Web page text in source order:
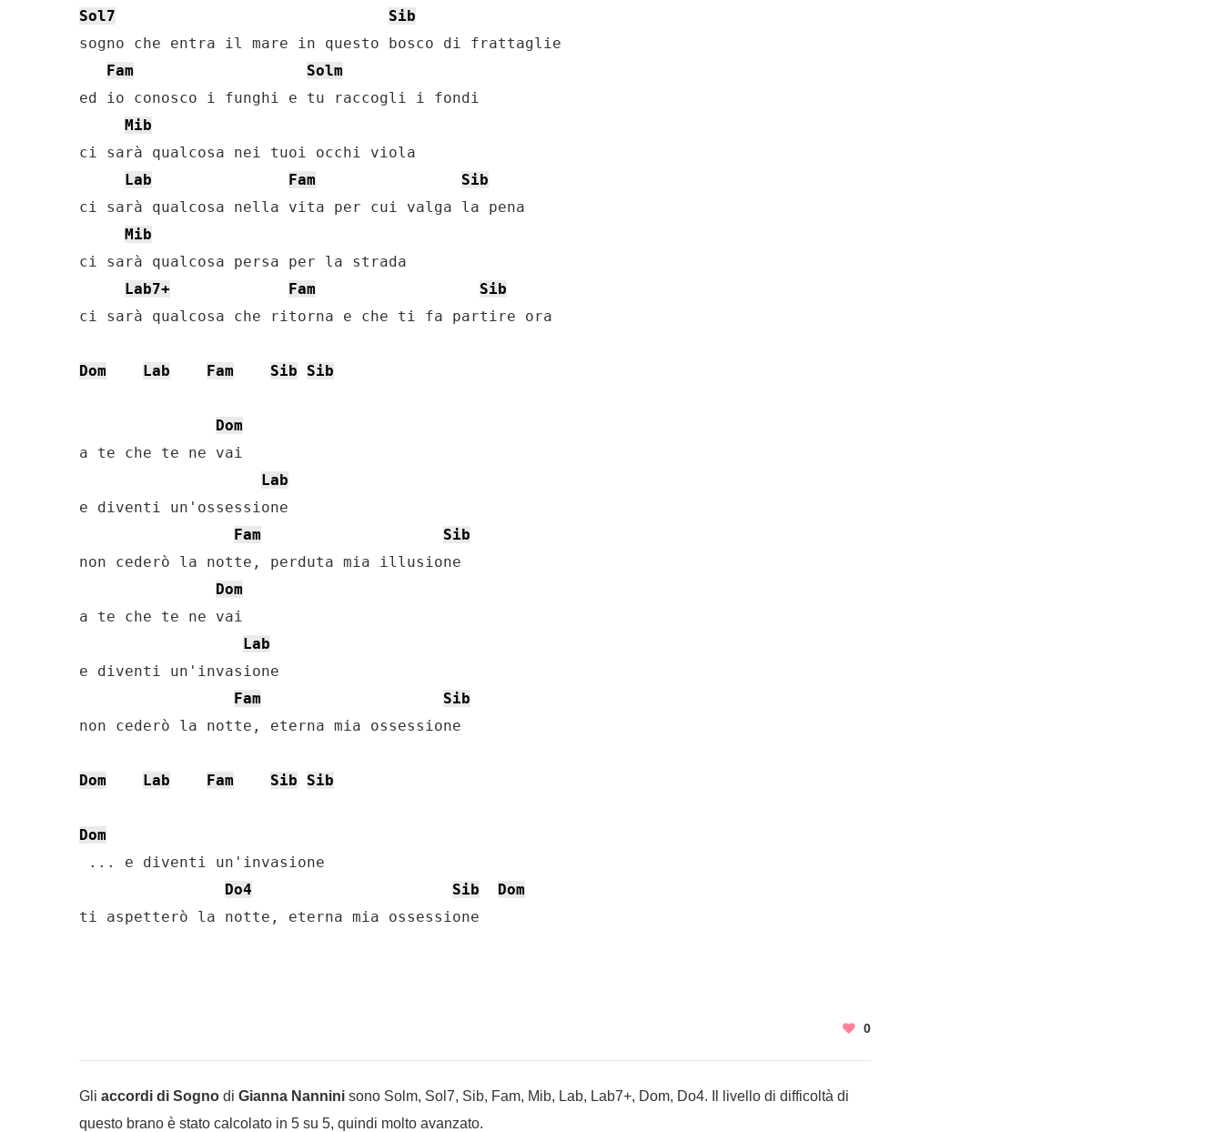
Sol7
Sib
sogno che entra il mare in questo bosco di frattaglie
Fam
Solm
ed io conosco i funghi e tu raccogli i fondi
Mib
ci sarà qualcosa nei tuoi occhi viola
Lab
Fam
Sib
ci sarà qualcosa nella vita per cui valga la pena
Mib
ci sarà qualcosa persa per la strada
Lab7+
Fam
Sib
ci sarà qualcosa che ritorna e che ti fa partire ora
Dom Lab Fam Sib Sib
Dom
a te che te ne vai
Lab
e diventi un'ossessione
Fam
Sib
non cederò la notte, perduta mia illusione
Dom
a te che te ne vai
Lab
e diventi un'invasione
Fam
Sib
non cederò la notte, eterna mia ossessione
Dom Lab Fam Sib Sib
Dom
... e diventi un'invasione
Do4
Sib
Dom
0
Gli accordi di Sogno di Gianna Nannini sono Solm, Sol7, Sib, Fam, Mib, Lab, Lab7+, Dom, Do4. Il livello di difficoltà di
questo brano è stato calcolato in 5 su 5, quindi molto avanzato.